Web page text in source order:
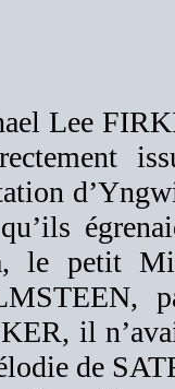
Lee
le petit
il
de